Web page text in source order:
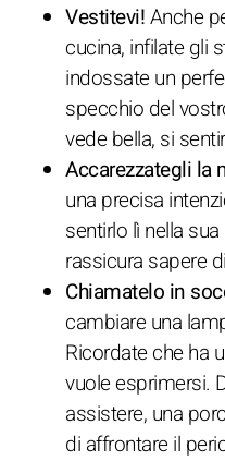
Vestitevi!Anche
cucina, infilate gli
indossate un
specchio del
vede bella, si
Accarezzategli la
una precisa
sentirlo lì nella
rassicura sapere
Chiamatelo in
cambiare una
Ricordate che ha
vuole esprimersi.
assistere, una
di affrontare il